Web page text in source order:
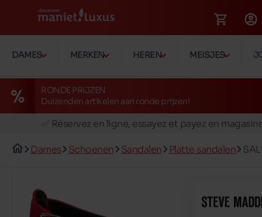
DAMES MERKEN HEREN MEISJES
RONDE PRIJZEN
Duizenden artikelen aan ronde prijzen!
🚛 Livraison gratuite en magasins
✅ Réservez en ligne, essayez et payez en
🚛 Livraison gratuite en magasins
Dames Schoenen Sandalen Platte sandalen